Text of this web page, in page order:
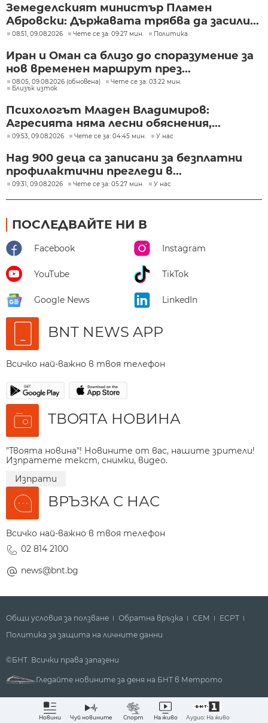
Земеделският министър Пламен
Абровски: Държавата трябва да засили...
08:51, 09.08.2026 Чете се за: 09:27 мин. Политика
Иран и Оман са близо до споразумение за
нов временен маршрут през...
08:05, 09.08.2026 (обновена)
Чете се за: 03:22 мин.
Близък изток
Психологът Младен Владимиров:
Агресията няма лесни обяснения,...
09:53, 09.08.2026 Чете се за: 04:45 мин. У нас
Над 900 деца са записани за безплатни
профилактични прегледи в...
09:31, 09.08.2026 Чете се за: 05:27 мин. У нас
ПОСЛЕДВАЙТЕ НИ В
Facebook Instagram
YouTube TikTok
Google News LinkedIn
BNT NEWS APP
Всичко най-важно в твоя телефон
ТВОЯТА НОВИНА
"Твоята новина"! Новините от вас, нашите зрители!
Изпратете текст, снимки, видео.
Изпрати
ВРЪЗКА С НАС
Всичко най-важно в твоя телефон
02 814 2100
news@bnt.bg
Новини Чуй новините Спорт На живо Аудио: На живо
Общи условия за ползване Обратна връзка СЕМ
ECPT
Политика за защита на личните данни
©БНТ. Всички права запазени
Гледайте новините за деня на БНТ в Метрото